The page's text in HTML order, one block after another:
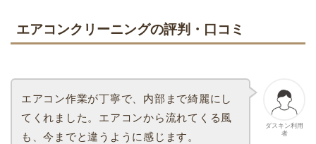
エアコンクリーニングの評判・口コミ
ダスキン利用
者
エアコン作業が丁寧で、内部まで綺麗にし
てくれました。エアコンから流れてくる風
も、今までと違うように感じます。